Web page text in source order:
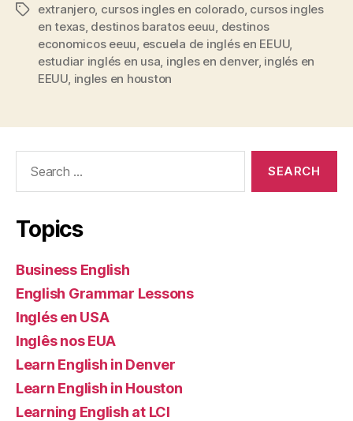
Tagsextranjero, cursos ingles en colorado, cursos ingles
en texas, destinos baratos eeuu destinos
economicos eeuu escuela de inglés en EEUU,
estudiar inglés en usa ingles en denver, inglés en
EEUU ingles en houston
Topics
Business English
English Grammar Lessons
Inglés en USA
Inglês nos EUA
Learn English in Denver
Learn English in Houston
Learning English at LCI